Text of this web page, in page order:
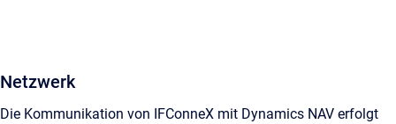
Netzwerk
Die Kommunikation von IFConneX mit Dynamics NAV erfolgt